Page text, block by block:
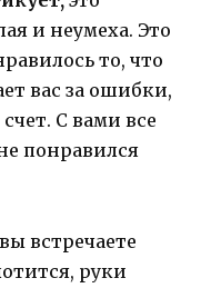
и неумеха. Это
то, что
вас за ошибки,
С вами все
понравился
встречаете
руки